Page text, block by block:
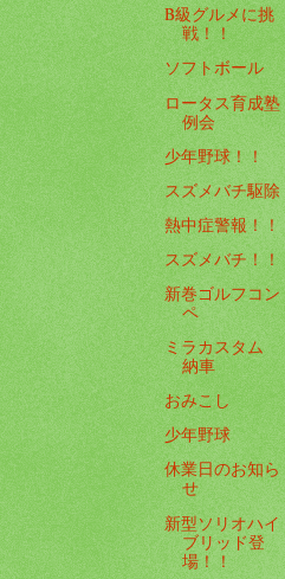
B級グルメに挑
戦！！
ソフトボール
ロータス育成塾
例会
少年野球！！
スズメバチ駆除
熱中症警報！！
スズメバチ！！
新巻ゴルフコン
ペ
ミラカスタム
納車
おみこし
少年野球
休業日のお知ら
せ
新型ソリオハイ
ブリッド登
場！！